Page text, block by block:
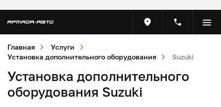
Главная
Услуги
Установка дополнительного оборудования
Suzuki
Установка дополнительного
оборудования Suzuki